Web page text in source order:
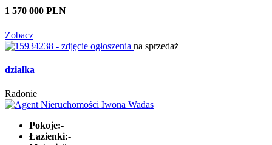
1 570 000 PLN
Zobacz
na sprzedaż
działka
Radonie
Pokoje:-
Łazienki:-